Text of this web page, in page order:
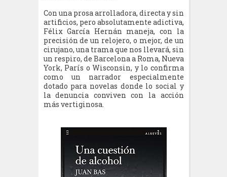
Con una prosa arrolladora, directa y sin
artificios, pero absolutamente adictiva,
Félix García Hernán maneja, con la
precisión de un relojero, o mejor, de un
cirujano, una trama que nos llevará, sin
un respiro, de Barcelona a Roma, Nueva
York, París o Wisconsin, y lo confirma
como un narrador especialmente
dotado para novelas donde lo social y
la denuncia conviven con la acción
más vertiginosa.